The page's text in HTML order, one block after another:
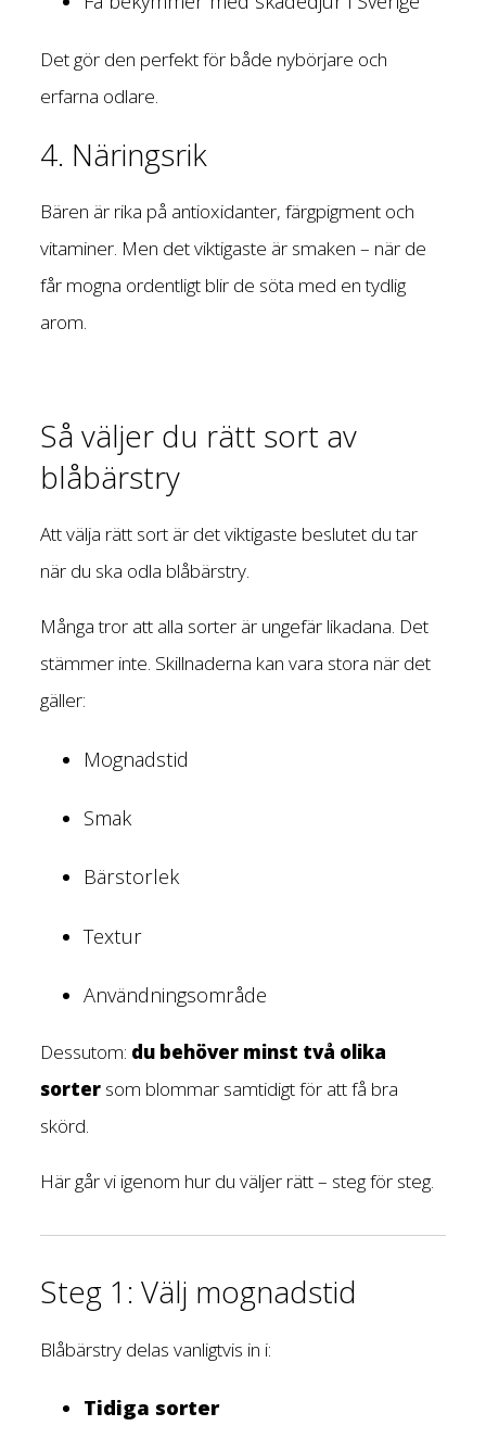
Det gör den perfekt för både nybörjare och
erfarna odlare.
4. Näringsrik
Bären är rika på antioxidanter, färgpigment och
vitaminer. Men det viktigaste är smaken – när de
får mogna ordentligt blir de söta med en tydlig
arom.
Så väljer du rätt sort av
blåbärstry
Att välja rätt sort är det viktigaste beslutet du tar
när du ska odla blåbärstry.
Många tror att alla sorter är ungefär likadana. Det
stämmer inte. Skillnaderna kan vara stora när det
gäller:
Mognadstid
Smak
Bärstorlek
Textur
Användningsområde
Dessutom: du behöver minst två olika
sorter som blommar samtidigt för att få bra
skörd.
Här går vi igenom hur du väljer rätt – steg för steg.
Steg 1: Välj mognadstid
Blåbärstry delas vanligtvis in i:
Tidiga sorter